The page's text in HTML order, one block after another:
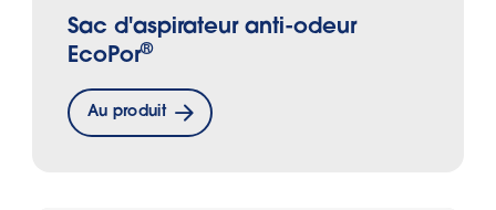
Sac d'aspirateur anti-odeur
EcoPor®
Au produit